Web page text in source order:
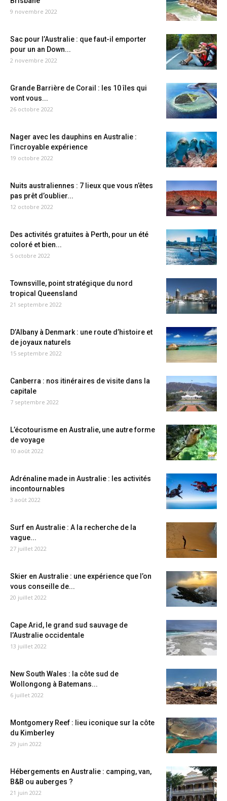
9 novembre 2022
Sac pour l’Australie : que faut-il emporter
pour un an Down...
2 novembre 2022
Grande Barrière de Corail : les 10 îles qui
vont vous...
26 octobre 2022
Nager avec les dauphins en Australie :
l’incroyable expérience
19 octobre 2022
Nuits australiennes : 7 lieux que vous n’êtes
pas prêt d’oublier...
12 octobre 2022
Des activités gratuites à Perth, pour un été
coloré et bien...
5 octobre 2022
Townsville, point stratégique du nord
tropical Queensland
21 septembre 2022
D’Albany à Denmark : une route d’histoire et
de joyaux naturels
15 septembre 2022
Canberra : nos itinéraires de visite dans la
capitale
7 septembre 2022
L’écotourisme en Australie, une autre forme
de voyage
10 août 2022
Adrénaline made in Australie : les activités
incontournables
3 août 2022
Surf en Australie : A la recherche de la
vague...
27 juillet 2022
Skier en Australie : une expérience que l’on
vous conseille de...
20 juillet 2022
Cape Arid, le grand sud sauvage de
l’Australie occidentale
13 juillet 2022
New South Wales : la côte sud de
Wollongong à Batemans...
6 juillet 2022
Montgomery Reef : lieu iconique sur la côte
du Kimberley
29 juin 2022
Hébergements en Australie : camping, van,
B&B ou auberges ?
21 juin 2022